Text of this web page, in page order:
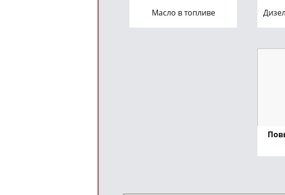
Масло в топливе